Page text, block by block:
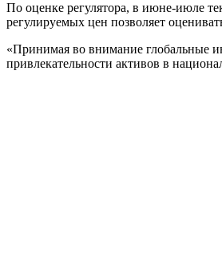
По оценке регулятора, в июне-июле
регулируемых цен позволяет
«Принимая во внимание глобальные
привлекательности активов в